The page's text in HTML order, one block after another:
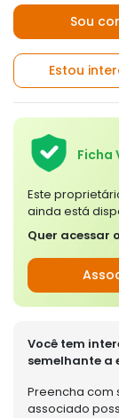
Sou
Estou
Ficha
Este
ainda está
Quer acessar
Você tem
semelhante a
Preencha com
associado